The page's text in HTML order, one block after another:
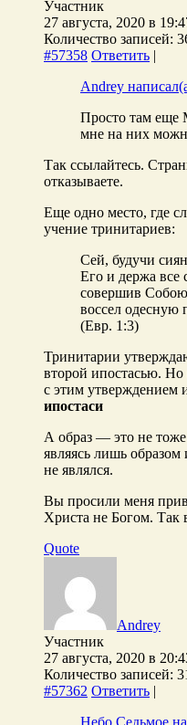
Участник
27 августа, 2020 в
Количество записей:
#57358 Ответить |
Andrey
Просто там еще
мне на них
Так ссылайтесь.
отказываете.
Еще одно место, где
учение тринитариев:
Сей, будучи
Его и держа все
совершив
воссел одесную
(Евр. 1:3)
Тринитарии
второй ипостасью.
с этим утверждением
ипостаси
А образ — это не
являясь лишь
не являлся.
Вы просили меня
Христа не Богом. Так
Quote
Andrey
Участник
27 августа, 2020 в
Количество записей:
#57362 Ответить |
Небо Седьмое